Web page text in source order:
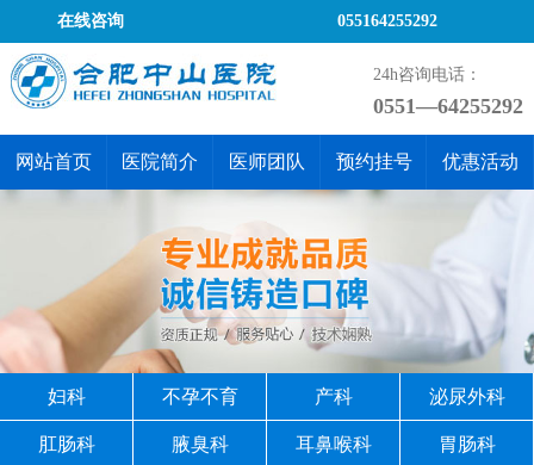
24h咨询电话：
0551—64255292
网站首页 医院简介 医师团队 预约挂号 优惠活动
妇科 不孕不育 产科 泌尿外科
肛肠科 腋臭科 耳鼻喉科 胃肠科
在线咨询 055164255292